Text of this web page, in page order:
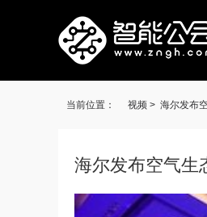
当前位置： 视频 > 海尔发布
海尔发布空气生